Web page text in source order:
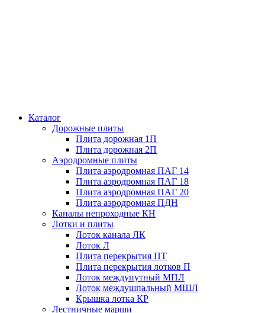
Каталог
Дорожные плиты
Плита дорожная 1П
Плита дорожная 2П
Аэродромные плиты
Плита аэродромная ПАГ 14
Плита аэродромная ПАГ 18
Плита аэродромная ПАГ 20
Плита аэродромная ПДН
Каналы непроходные КН
Лотки и плиты
Лоток канала ЛК
Лоток Л
Плита перекрытия ПТ
Плита перекрытия лотков П
Лоток междупутный МПЛ
Лоток междушпальный МШЛ
Крышка лотка КР
Лестничные марши